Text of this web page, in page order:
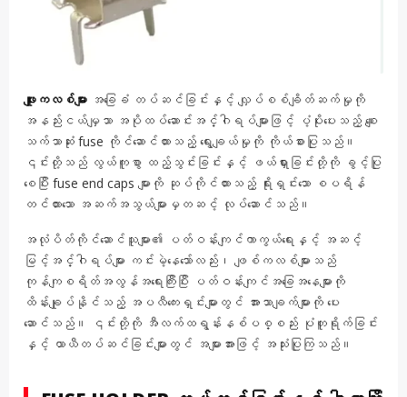
ဖျူးကလစ်များ အခြေခံ တပ်ဆင်ခြင်းနှင့် လျှပ်စစ်ချိတ်ဆက်မှုကို
အနည်းငယ်မျှသာ အပိုထပ်ဆောင်းအင်္ဂါရပ်များဖြင့် ပံ့ပိုးပေးသည့် စျေး
သက်သာဆုံး fuse ကိုင်ဆောင်ထားသည့် ရွေးချယ်မှုကို ကိုယ်စားပြုသည်။
၎င်းတို့သည် လွယ်ကူစွာ ထည့်သွင်းခြင်းနှင့် ဖယ်ရှားခြင်းတို့ကို ခွင့်ပြု
စေပြီး fuse end caps များကို ဆုပ်ကိုင်ထားသည့် ရိုးရှင်းသော စပရိန်
တင်ထားသော အဆက်အသွယ်များမှတဆင့် လုပ်ဆောင်သည်။
အလုံပိတ်ကိုင်ဆောင်သူများ၏ ပတ်ဝန်းကျင်ကာကွယ်ရေးနှင့် အဆင့်
မြင့်အင်္ဂါရပ်များ ကင်းမဲ့နေသော်လည်း၊ ဖျစ်ကလစ်များသည်
ကုန်ကျစရိတ်အလွန်အရေးကြီးပြီး ပတ်ဝန်းကျင်အခြေအနေများကို
ထိန်းချုပ်နိုင်သည့် အပလီကေးရှင်းများတွင် အားသာချက်များကို ပေး
ဆောင်သည်။ ၎င်းတို့ကို အီလက်ထရွန်းနစ်ပစ္စည်း ပုံတူရိုက်ခြင်း
နှင့် ယာယီတပ်ဆင်ခြင်းများတွင် အများအားဖြင့် အသုံးပြုကြသည်။